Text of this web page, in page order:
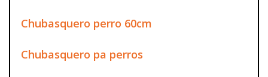
Chubasquero perro 60cm
Chubasquero pa perros